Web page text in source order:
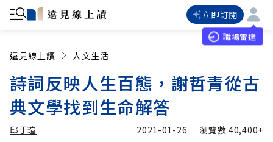
立即訂閱
職場雷達
遠見線上讀 人文生活
詩詞反映人生百態，謝哲青從古
典文學找到生命解答
邱于瑄 2021-01-26 瀏覽數40,400+